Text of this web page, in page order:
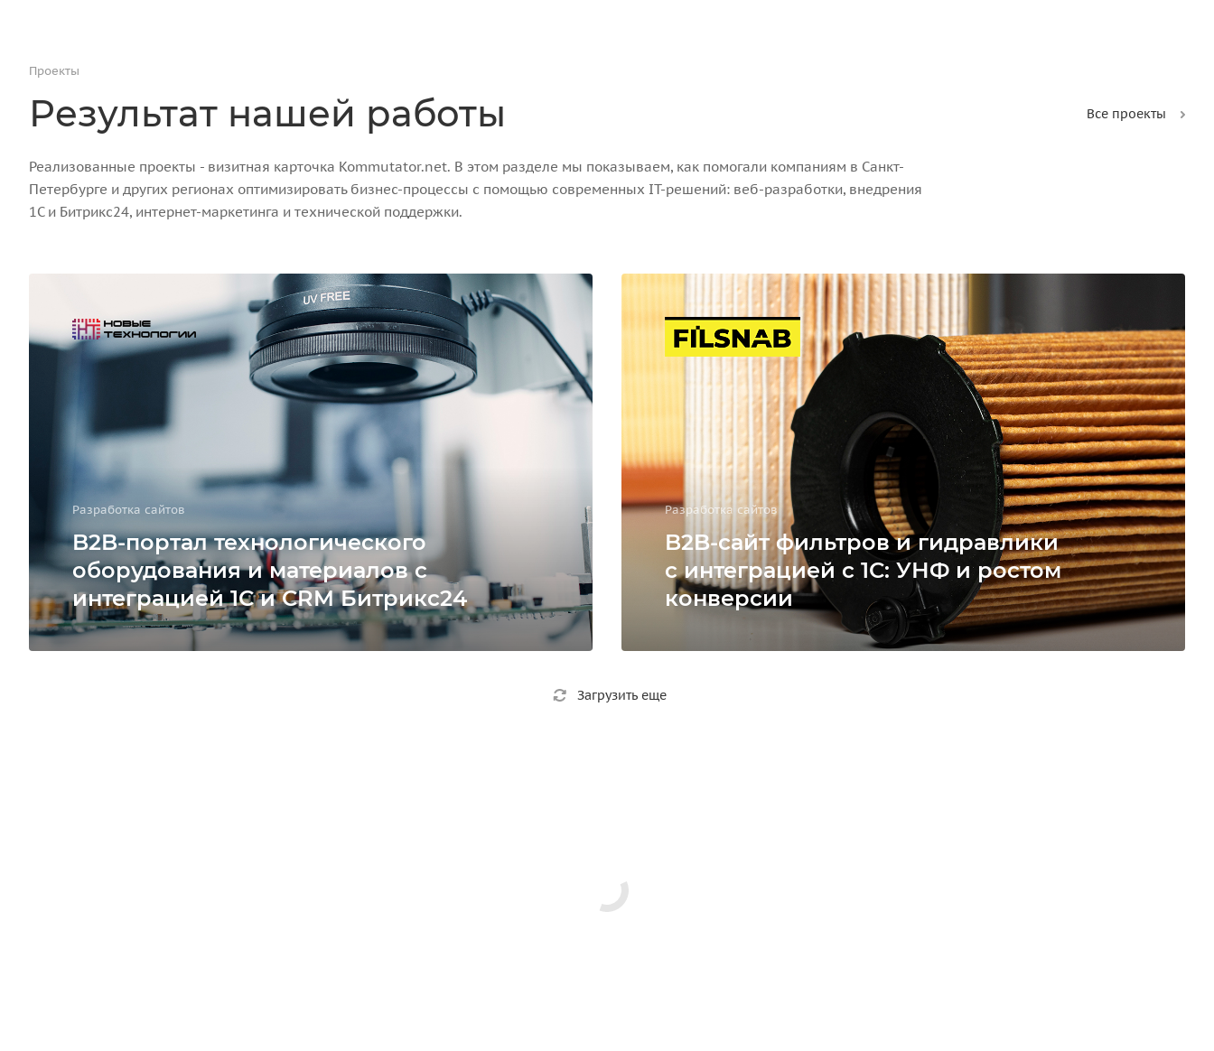
Проекты
Результат нашей работы Все проекты
Реализованные проекты - визитная карточка Kommutator.net. В этом разделе мы показываем, как помогали компаниям в Санкт-
Петербурге и других регионах оптимизировать бизнес-процессы с помощью современных IT-решений: веб-разработки, внедрения
1С и Битрикс24, интернет-маркетинга и технической поддержки.
Разработка сайтов
B2B-портал технологического
оборудования и материалов с
интеграцией 1С и CRM Битрикс24
Разработка сайтов
B2B-сайт фильтров и гидравлики
с интеграцией с 1С: УНФ и ростом
конверсии
Загрузить еще